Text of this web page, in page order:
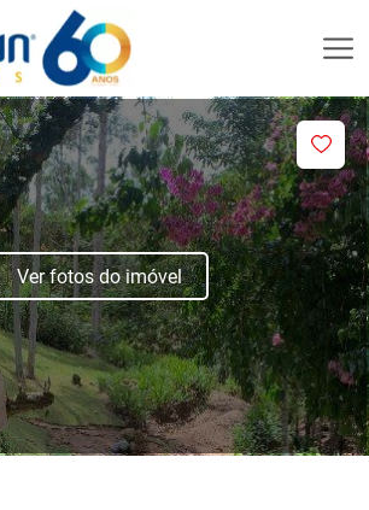
Ver fotos do imóvel